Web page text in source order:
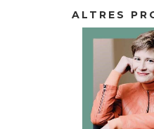
ALTRES